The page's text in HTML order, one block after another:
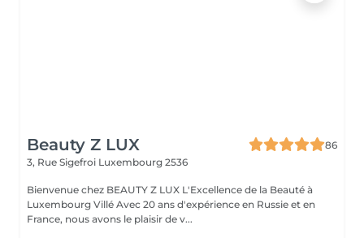
Beauty Z LUX
86
3, Rue Sigefroi Luxembourg 2536
Bienvenue chez BEAUTY Z LUX L'Excellence de la Beauté à
Luxembourg Villé Avec 20 ans d'expérience en Russie et en
France, nous avons le plaisir de v...